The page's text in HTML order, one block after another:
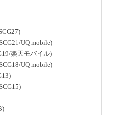
UQ mobile)
楽天モバイル)
UQ mobile)